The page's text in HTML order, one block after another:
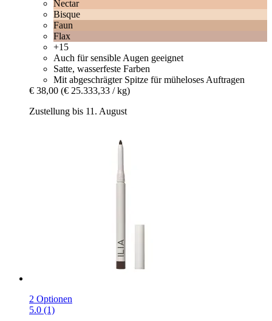
Nectar
Bisque
Faun
Flax
+15
Auch für sensible Augen geeignet
Satte, wasserfeste Farben
Mit abgeschrägter Spitze für müheloses Auftragen
€ 38,00 (€ 25.333,33 / kg)
Zustellung bis 11. August
2 Optionen
5.0 (1)